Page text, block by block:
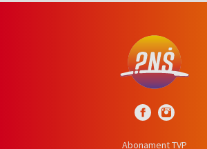
Abonament TVP